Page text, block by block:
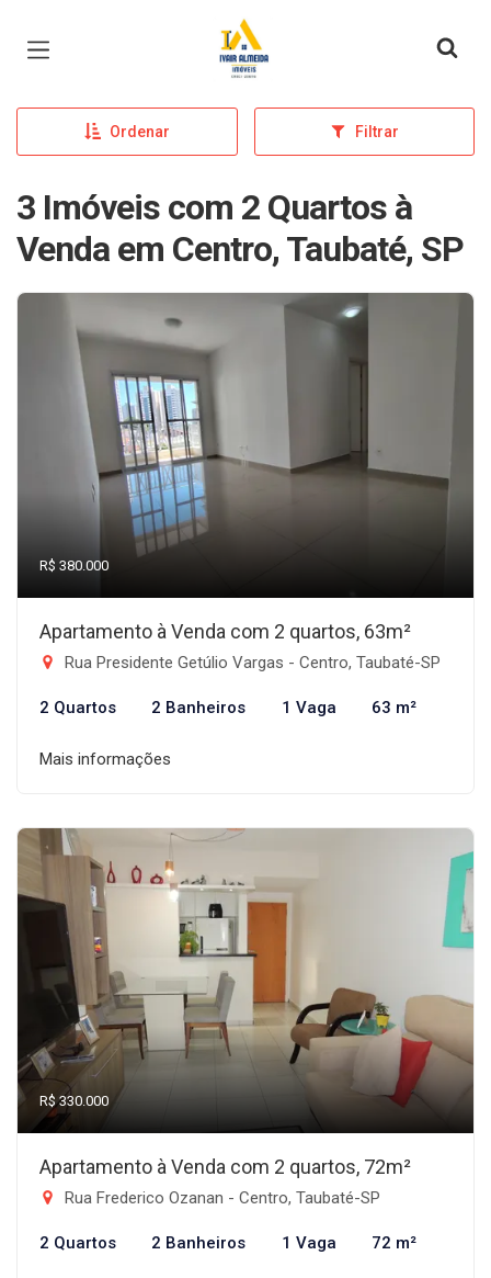
Página inicial
Ordenar Filtrar
3 Imóveis com 2 Quartos à
Venda em Centro, Taubaté, SP
R$ 380.000
Apartamento à Venda com 2 quartos, 63m²
Rua Presidente Getúlio Vargas - Centro, Taubaté-SP
2 Quartos 2 Banheiros 1 Vaga 63 m²
Mais informações
R$ 330.000
Apartamento à Venda com 2 quartos, 72m²
Rua Frederico Ozanan - Centro, Taubaté-SP
2 Quartos 2 Banheiros 1 Vaga 72 m²